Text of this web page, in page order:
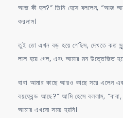
আজ কী হল?” তিনি হেসে বললেন, “আজ
করলাম।
তুই তো এখন বড় হয়ে গেছিস, দেখতে কত
লাল হয়ে গেল, এবং আমার মন উত্তেজিত
বাবা আমার কাছে আরও কাছে সরে এলেন
বয়ফ্রেন্ড আছে?” আমি হেসে বললাম,
আমার এখনো সময় হয়নি।